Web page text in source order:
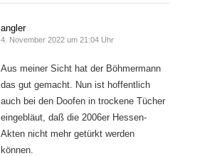
angler
4. November 2022 um 21:04 Uhr
Aus meiner Sicht hat der Böhmermann
das gut gemacht. Nun ist hoffentlich
auch bei den Doofen in trockene Tücher
eingebläut, daß die 2006er Hessen-
Akten nicht mehr getürkt werden
können.